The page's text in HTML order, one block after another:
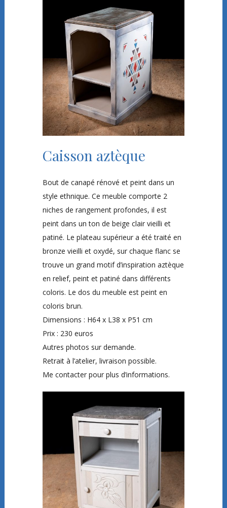
Caisson aztèque
Bout de canapé rénové et peint dans un
style ethnique. Ce meuble comporte 2
niches de rangement profondes, il est
peint dans un ton de beige clair vieilli et
patiné. Le plateau supérieur a été traité en
bronze vieilli et oxydé, sur chaque flanc se
trouve un grand motif d’inspiration aztèque
en relief, peint et patiné dans différents
coloris. Le dos du meuble est peint en
coloris brun.
Dimensions : H64 x L38 x P51 cm
Prix : 230 euros
Autres photos sur demande.
Retrait à l’atelier, livraison possible.
Me contacter pour plus d’informations.